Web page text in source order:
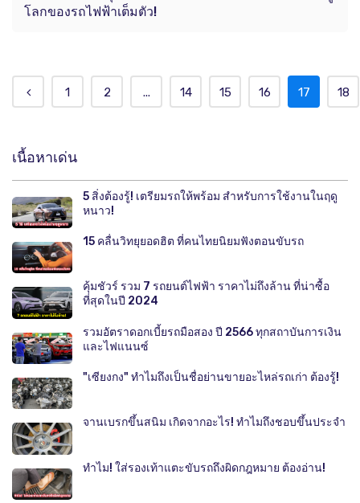
โลกของรถไฟฟ้าเต็มตัว!
1 2 ... 14 15 16 17 18
เนื้อหาเด่น
5 สิ่งต้องรู้! เตรียมรถให้พร้อม สำหรับการใช้งานในฤดู
หนาว!
15 คลื่นวิทยุยอดฮิต ที่คนไทยนิยมฟังตอนขับรถ
คุ้มชัวร์ รวม 7 รถยนต์ไฟฟ้า ราคาไม่ถึงล้าน ที่น่าซื้อ
ที่สุดในปี 2024
รวมอัตราดอกเบี้ยรถมือสอง ปี 2566 ทุกสถาบันการเงิน
และไฟแนนซ์
"เซียงกง" ทำไมถึงเป็นชื่อย่านขายอะไหล่รถเก่า ต้องรู้!
จานเบรกขึ้นสนิม เกิดจากอะไร! ทำไมถึงชอบขึ้นประจำ
ทำไม! ใส่รองเท้าแตะขับรถถึงผิดกฎหมาย ต้องอ่าน!